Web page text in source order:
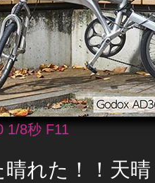
1/8秒 F11
れた！！天